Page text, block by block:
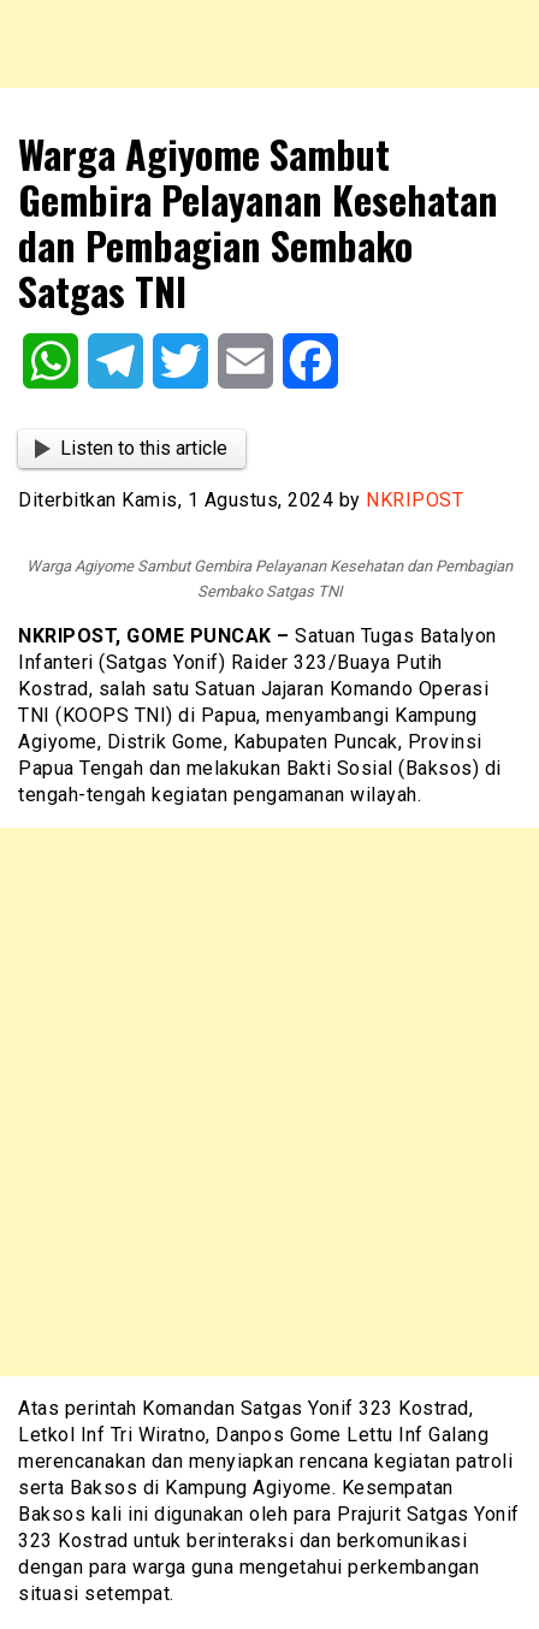
NKRIPOST
Warga Agiyome Sambut
Gembira Pelayanan Kesehatan
dan Pembagian Sembako
Satgas TNI
WhatsAppTelegram Twitter Email
Listen to this article
Diterbitkan Kamis, 1 Agustus, 2024 by NKRIPOST
Warga Agiyome Sambut Gembira Pelayanan Kesehatan dan Pembagian
Sembako Satgas TNI
NKRIPOST, GOME PUNCAK – Satuan Tugas Batalyon
Infanteri (Satgas Yonif) Raider 323/Buaya Putih
Kostrad, salah satu Satuan Jajaran Komando Operasi
TNI (KOOPS TNI) di Papua, menyambangi Kampung
Agiyome, Distrik Gome, Kabupaten Puncak, Provinsi
Papua Tengah dan melakukan Bakti Sosial (Baksos) di
tengah-tengah kegiatan pengamanan wilayah.
Atas perintah Komandan Satgas Yonif 323 Kostrad,
Letkol Inf Tri Wiratno, Danpos Gome Lettu Inf Galang
merencanakan dan menyiapkan rencana kegiatan patroli
serta Baksos di Kampung Agiyome. Kesempatan
Baksos kali ini digunakan oleh para Prajurit Satgas Yonif
323 Kostrad untuk berinteraksi dan berkomunikasi
dengan para warga guna mengetahui perkembangan
situasi setempat.